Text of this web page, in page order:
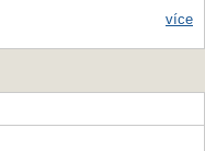
více